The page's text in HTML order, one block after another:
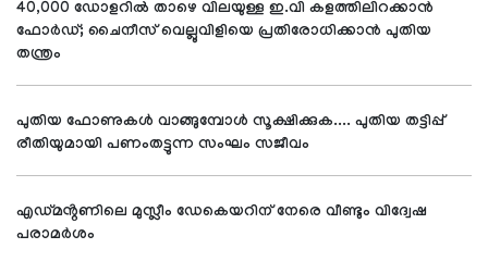
40,000 ഡോളറിൽ താഴെ വിലയുള്ള ഇ.വി കളത്തിലിറക്കാൻ
ഫോർഡ്; ചൈനീസ് വെല്ലുവിളിയെ പ്രതിരോധിക്കാൻ പുതിയ
തന്ത്രം
പുതിയ ഫോണുകൾ വാങ്ങുമ്പോൾ സൂക്ഷിക്കുക.... പുതിയ തട്ടിപ്പ്
രീതിയുമായി പണംതട്ടുന്ന സംഘം സജീവം
എഡ്മൻ്റണിലെ മുസ്ലീം ഡേകെയറിന് നേരെ വീണ്ടും വിദ്വേഷ
പരാമർശം